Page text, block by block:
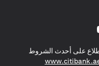
على أحدث الشروط
in a new tab